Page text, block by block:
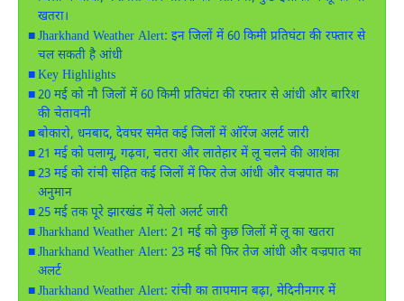
खतरा।
Jharkhand Weather Alert: इन जिलों में 60 किमी प्रतिघंटा की रफ्तार से
चल सकती है आंधी
Key Highlights
20 मई को नौ जिलों में 60 किमी प्रतिघंटा की रफ्तार से आंधी और बारिश
की चेतावनी
बोकारो, धनबाद, देवघर समेत कई जिलों में ऑरेंज अलर्ट जारी
21 मई को पलामू, गढ़वा, चतरा और लातेहार में लू चलने की आशंका
23 मई को रांची सहित कई जिलों में फिर तेज आंधी और वज्रपात का
अनुमान
25 मई तक पूरे झारखंड में येलो अलर्ट जारी
Jharkhand Weather Alert: 21 मई को कुछ जिलों में लू का खतरा
Jharkhand Weather Alert: 23 मई को फिर तेज आंधी और वज्रपात का
अलर्ट
Jharkhand Weather Alert: रांची का तापमान बढ़ा, मेदिनीनगर में